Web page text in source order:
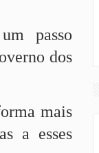
passo
dos
mais
a esses